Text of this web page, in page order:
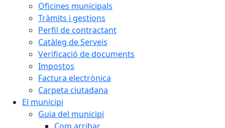
Oficines municipals
Tràmits i gestions
Perfil de contractant
Catàleg de Serveis
Verificació de documents
Impostos
Factura electrònica
Carpeta ciutadana
El municipi
Guia del municipi